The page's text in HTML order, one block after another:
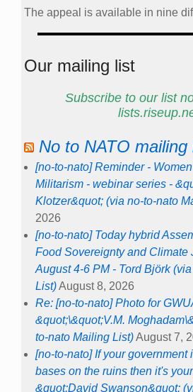
The appeal is available in nine
Our mailing list
Subscribe to our list
No to NATO mailing
[no-to-nato] Reminder -
Militarism - webinar series -
Klotzer&quot; (via no-to-nato
2026
[no-to-nato] Today hybrid
Food Sovereignty and Climate
August 4-6 PM - Tord Björk
List)August 8, 2026
Re: [no-to-nato] Photo for
&quot;\&quot;V.M.
to-nato Mailing List)August 7,
[no-to-nato] If your
bases on the ruins then it's
&quot;David Swanson&quot;